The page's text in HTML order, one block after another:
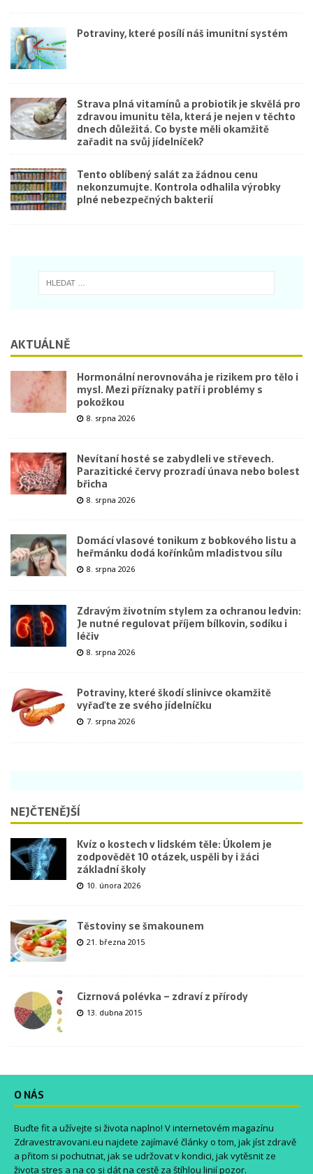
Potraviny, které posílí náš imunitní systém
Strava plná vitamínů a probiotik je skvělá pro
zdravou imunitu těla, která je nejen v těchto
dnech důležitá. Co byste měli okamžitě
zařadit na svůj jídelníček?
Tento oblíbený salát za žádnou cenu
nekonzumujte. Kontrola odhalila výrobky
plné nebezpečných bakterií
AKTUÁLNĚ
Hormonální nerovnováha je rizikem pro tělo i
mysl. Mezi příznaky patří i problémy s
pokožkou
8. srpna 2026
Nevítaní hosté se zabydleli ve střevech.
Parazitické červy prozradí únava nebo bolest
břicha
8. srpna 2026
Domácí vlasové tonikum z bobkového listu a
heřmánku dodá kořínkům mladistvou sílu
8. srpna 2026
Zdravým životním stylem za ochranou ledvin:
Je nutné regulovat příjem bílkovin, sodíku i
léčiv
8. srpna 2026
Potraviny, které škodí slinivce okamžitě
vyřaďte ze svého jídelníčku
7. srpna 2026
NEJČTENĚJŠÍ
Kvíz o kostech v lidském těle: Úkolem je
zodpovědět 10 otázek, uspěli by i žáci
základní školy
10. února 2026
Těstoviny se šmakounem
21. března 2015
Cizrnová polévka – zdraví z přírody
13. dubna 2015
O NÁS
Buďte fit a užívejte si života naplno! V internetovém magazínu
Zdravestravovani.eu najdete zajímavé články o tom, jak jíst zdravě
a přitom si pochutnat, jak se udržovat v kondici, jak vytěsnit ze
života stres a na co si dát na cestě za štíhlou linií pozor.